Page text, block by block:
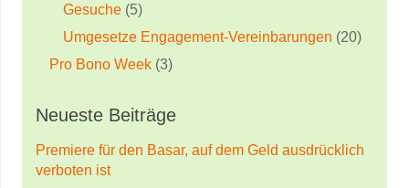
Gesuche (5)
Umgesetze Engagement-Vereinbarungen (20)
Pro Bono Week (3)
Neueste Beiträge
Premiere für den Basar, auf dem Geld ausdrücklich
verboten ist